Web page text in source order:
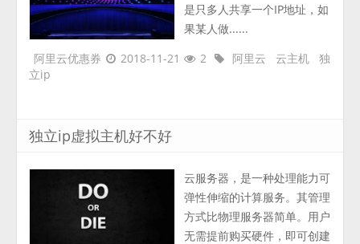
是只多人共享一个IP地址，如
果某人做......
阿里云优惠券
2018-11-21 2 阿里云 云主机
独
立ip
独立ip虚拟主机好不好
云服务器，是一种处理能力可
弹性伸缩的计算服务。其管理
方式比物理服务器简单。用户
无需提前购买硬件，即可创建